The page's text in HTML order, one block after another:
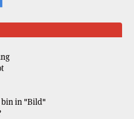
bin in "Bild"